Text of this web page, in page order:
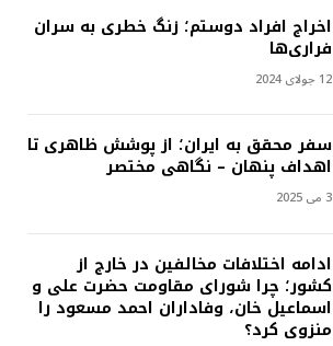
اخراج افراد دوستم؛ زنگ خطری به سران
فراری‌ها
12 جولای 2024
سفر محقق به ایران؛ از پوشش ظاهری تا
اهداف پنهان – نگاهی مختصر
3 می 2025
ادامه اختلافات مخالفین در خارج از
کشور؛ چرا شورای مقاومت حضرت علی و
اسماعیل خان، وفاداران احمد مسعود را
منزوی کرد؟